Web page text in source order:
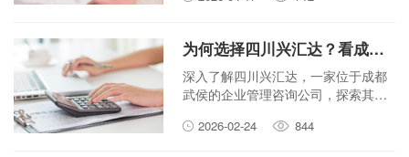
为何选择四川兴汇达？看成都武侯企业管理咨询的专业之道
深入了解四川兴汇达，一家位于成都
武侯的企业管理咨询公司，探索其专
2026-02-24 844